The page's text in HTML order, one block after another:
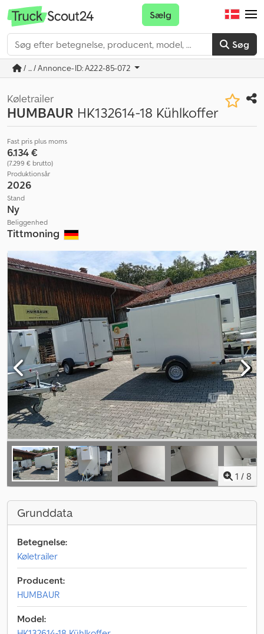
Søg
Sælg
/ ... / Annonce-ID: A222-85-072
Køletrailer
HUMBAUR HK132614-18 Kühlkoffer
Fast pris plus moms
6.134 €
(7.299 € brutto)
Produktionsår
2026
Stand
Ny
Beliggenhed
Tittmoning
1 / 8
Grunddata
Betegnelse:
Køletrailer
Producent:
HUMBAUR
Model: